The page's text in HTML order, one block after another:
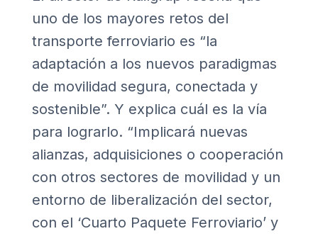
uno de los mayores retos del
transporte ferroviario es “la
adaptación a los nuevos paradigmas
de movilidad segura, conectada y
sostenible”. Y explica cuál es la vía
para lograrlo. “Implicará nuevas
alianzas, adquisiciones o cooperación
con otros sectores de movilidad y un
entorno de liberalización del sector,
con el ‘Cuarto Paquete Ferroviario’y